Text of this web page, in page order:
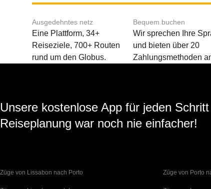
Ausgedehntes netz
Eine Plattform, 34+
Reiseziele, 700+ Routen
rund um den Globus.
Bequem buchen
Wir sprechen Ihre
und bieten über 20
Zahlungsmethoden
Unsere kostenlose App für jeden
Reiseplanung war noch nie einfacher!
Züge von Lissabon nach Porto Züge von Porto